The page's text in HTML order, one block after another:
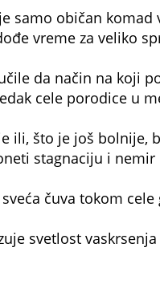
samo običan
vreme za veliko
da način na koji
cele porodice u
ili, što je još bolnije,
stagnaciju i nemir
čuva tokom cele
svetlost